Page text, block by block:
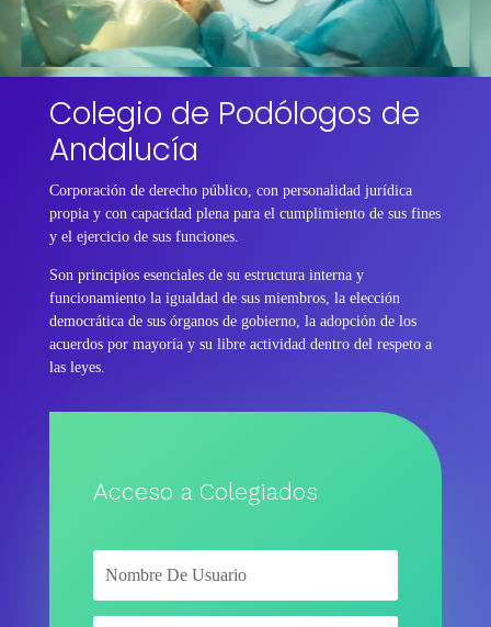
Colegio de Podólogos de
Andalucía
Corporación de derecho público, con personalidad jurídica
propia y con capacidad plena para el cumplimiento de sus fines
y el ejercicio de sus funciones.
Son principios esenciales de su estructura interna y
funcionamiento la igualdad de sus miembros, la elección
democrática de sus órganos de gobierno, la adopción de los
acuerdos por mayoría y su libre actividad dentro del respeto a
las leyes.
Acceso a Colegiados